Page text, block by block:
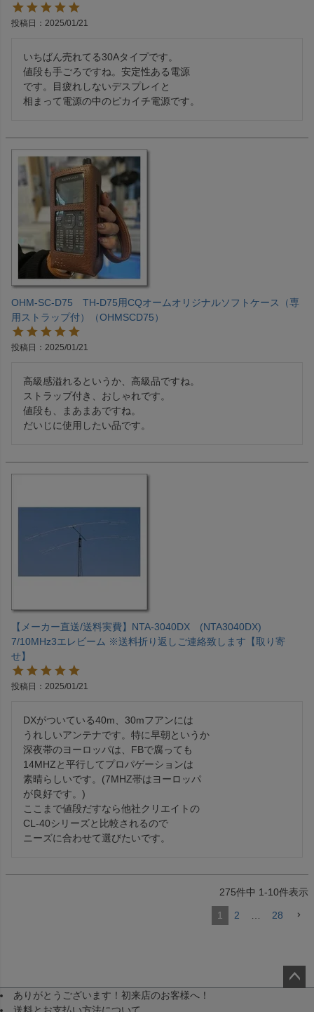
投稿日 2025/01/21
いちばん売れてる30Aタイプです。
値段も手ごろですね。安定性ある電源
です。目疲れしないデスプレイと
相まって電源の中のピカイチ電源です。
OHM-SC-D75 TH-D75用CQオームオリジナルソフトケース（専
用ストラップ付）（OHMSCD75）
投稿日 2025/01/21
高級感溢れるというか、高級品ですね。
ストラップ付き、おしゃれです。
値段も、まあまあですね。
だいじに使用したい品です。
【メーカー直送/送料実費】NTA-3040DX (NTA3040DX)
7/10MHz3エレビーム ※送料折り返しご連絡致します【取り寄
せ】
投稿日 2025/01/21
DXがついている40m、30mフアンには
うれしいアンテナです。特に早朝というか
深夜帯のヨーロッパは、FBで腐っても
14MHZと平行してプロパゲーションは
素晴らしいです。(7MHZ帯はヨーロッパ
が良好です。)
ここまで値段だすなら他社クリエイトの
CL-40シリーズと比較されるので
ニーズに合わせて選びたいです。
275件中 1-10件表示
1 2 28
ありがとうございます！初来店のお客様へ！
送料とお支払い方法について